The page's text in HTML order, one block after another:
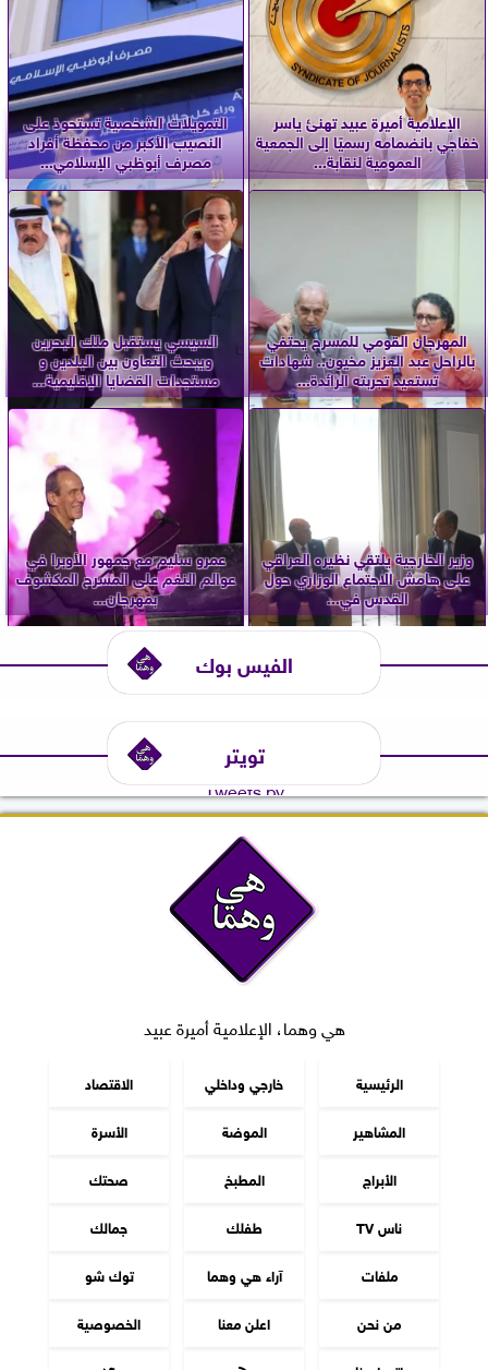
الإعلامية أميرة عبيد تهنئ ياسر
خفاجي بانضمامه رسميًا إلى الجمعية
العمومية لنقابة...
التمويلات الشخصية تستحوذ على
النصيب الأكبر من محفظة أفراد
مصرف أبوظبي الإسلامي...
المهرجان القومي للمسرح يحتفي
بالراحل عبد العزيز مخيون.. شهادات
تستعيد تجربته الرائدة...
السيسي يستقبل ملك البحرين
ويبحث التعاون بين البلدين و
مستجدات القضايا الإقليمية...
وزير الخارجية يلتقي نظيره العراقي
على هامش الاجتماع الوزاري حول
القدس في...
عمرو سليم مع جمهور الأوبرا في
عوالم النغم على المسرح المكشوف
بمهرجان...
الفيس بوك
تويتر
Tweets by
هي وهما، الإعلامية أميرة عبيد
الرئيسية خارجي وداخلي
الاقتصاد
المشاهير
الموضة
الأسرة
الأبراج
المطبخ
صحتك
ناس TV
طفلك
جمالك
ملفات
آراء هي وهما
توك شو
من نحن
اعلن معنا
الخصوصية